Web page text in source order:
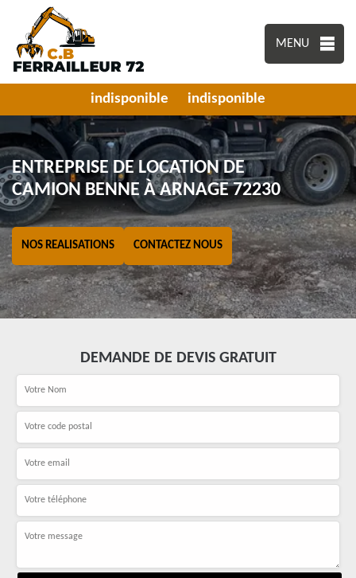
MENU
indisponible indisponible
ENTREPRISE DE LOCATION DE
CAMION BENNE À ARNAGE 72230
NOS REALISATIONS CONTACTEZ NOUS
DEMANDE DE DEVIS GRATUIT